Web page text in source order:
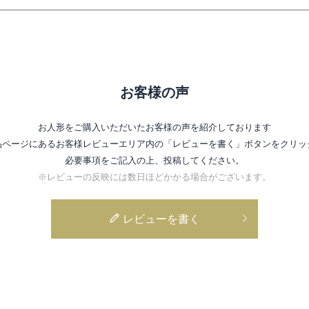
お客様の声
お人形をご購入いただいたお客様の声を紹介しております
ージにあるお客様レビューエリア内の 「レビューを書く」ボタンをクリ
必要事項をご記入の上、投稿してください。
※レビューの反映には数日ほどかかる場合がございます。
レビューを書く